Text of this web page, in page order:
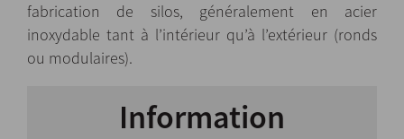
fabrication de silos, généralement en acier
inoxydable tant à l’intérieur qu’à l’extérieur (ronds
ou modulaires).
Information